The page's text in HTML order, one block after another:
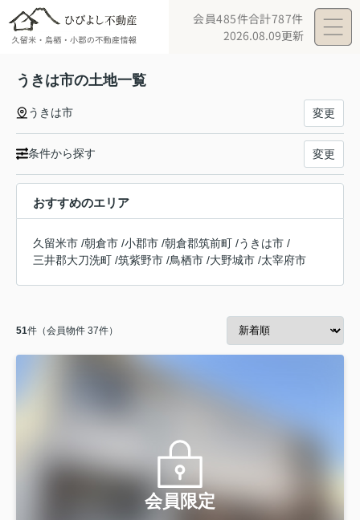
会員485件合計787件
2026.08.09更新
うきは市の土地一覧
うきは市 変更
条件から探す 変更
おすすめのエリア
久留米市 /朝倉市 /小郡市 /朝倉郡筑前町 /うきは市 /
三井郡大刀洗町 /筑紫野市 /鳥栖市 /大野城市 /太宰府市
51件（会員物件 37件）
会員限定